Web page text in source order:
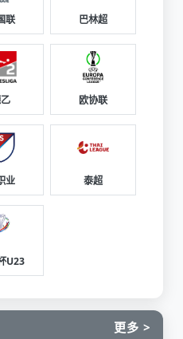
联 巴林超
欧协联
业 泰超
U23
更多 >